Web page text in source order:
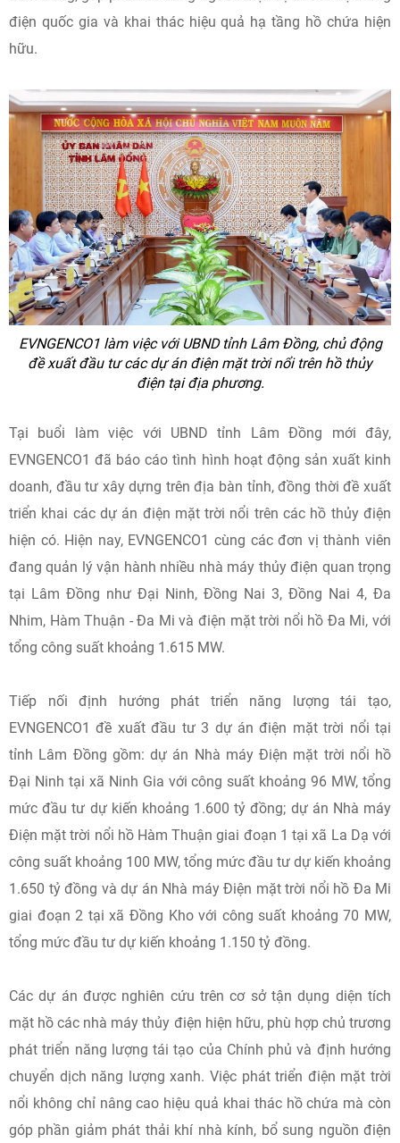
điện quốc gia và khai thác hiệu quả hạ tầng hồ chứa hiện
hữu.
EVNGENCO1 làm việc với UBND tỉnh Lâm Đồng, chủ động
đề xuất đầu tư các dự án điện mặt trời nổi trên hồ thủy
điện tại địa phương.
Tại buổi làm việc với UBND tỉnh Lâm Đồng mới đây,
EVNGENCO1 đã báo cáo tình hình hoạt động sản xuất kinh
doanh, đầu tư xây dựng trên địa bàn tỉnh, đồng thời đề xuất
triển khai các dự án điện mặt trời nổi trên các hồ thủy điện
hiện có. Hiện nay, EVNGENCO1 cùng các đơn vị thành viên
đang quản lý vận hành nhiều nhà máy thủy điện quan trọng
tại Lâm Đồng như Đại Ninh, Đồng Nai 3, Đồng Nai 4, Đa
Nhim, Hàm Thuận - Đa Mi và điện mặt trời nổi hồ Đa Mi, với
tổng công suất khoảng 1.615 MW.
Tiếp nối định hướng phát triển năng lượng tái tạo,
EVNGENCO1 đề xuất đầu tư 3 dự án điện mặt trời nổi tại
tỉnh Lâm Đồng gồm: dự án Nhà máy Điện mặt trời nổi hồ
Đại Ninh tại xã Ninh Gia với công suất khoảng 96 MW, tổng
mức đầu tư dự kiến khoảng 1.600 tỷ đồng; dự án Nhà máy
Điện mặt trời nổi hồ Hàm Thuận giai đoạn 1 tại xã La Dạ với
công suất khoảng 100 MW, tổng mức đầu tư dự kiến khoảng
1.650 tỷ đồng và dự án Nhà máy Điện mặt trời nổi hồ Đa Mi
giai đoạn 2 tại xã Đồng Kho với công suất khoảng 70 MW,
tổng mức đầu tư dự kiến khoảng 1.150 tỷ đồng.
Các dự án được nghiên cứu trên cơ sở tận dụng diện tích
mặt hồ các nhà máy thủy điện hiện hữu, phù hợp chủ trương
phát triển năng lượng tái tạo của Chính phủ và định hướng
chuyển dịch năng lượng xanh. Việc phát triển điện mặt trời
nổi không chỉ nâng cao hiệu quả khai thác hồ chứa mà còn
góp phần giảm phát thải khí nhà kính, bổ sung nguồn điện